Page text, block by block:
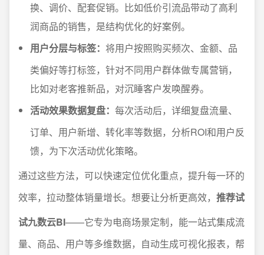
换、调价、配套促销。比如低价引流品带动了高利
润商品的销售，是结构优化的好案例。
用户分层与标签： 将用户按照购买频次、金额、品
类偏好等打标签，针对不同用户群体做专属营销，
比如对老客推新品，对沉睡客户发唤醒券。
活动效果数据复盘： 每次活动后，详细复盘流量、
订单、用户新增、转化率等数据，分析ROI和用户反
馈，为下次活动优化策略。
通过这些方法，可以快速定位优化重点，提升每一环的
效率，拉动整体销量增长。想要让分析更高效， 推荐试
试九数云BI——它专为电商场景定制，能一站式集成流
量、商品、用户等多维数据，自动生成可视化报表，帮